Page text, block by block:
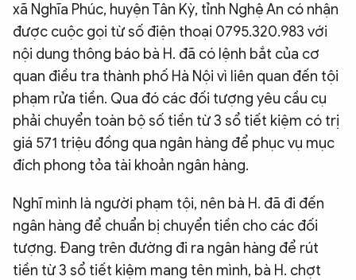
BẠN ĐỌC & CAND
ĐA PHƯƠNG TIỆN
eMagazine
Podcast
Video Ảnh
Infographic
Chuyên đề
xã Nghĩa Phúc, huyện Tân Kỳ, tỉnh Nghệ An có nhận
được cuộc gọi từ số điện thoại 0795.320.983 với
nội dung thông báo bà H. đã có lệnh bắt của cơ
quan điều tra thành phố Hà Nội vì liên quan đến tội
phạm rửa tiền. Qua đó các đối tượng yêu cầu cụ
phải chuyển toàn bộ số tiền từ 3 sổ tiết kiệm có trị
giá 571 triệu đồng qua ngân hàng để phục vụ mục
đích phong tỏa tài khoản ngân hàng.
Nghĩ mình là người phạm tội, nên bà H. đã đi đến
ngân hàng để chuẩn bị chuyển tiền cho các đối
tượng. Đang trên đường đi ra ngân hàng để rút
tiền từ 3 sổ tiết kiệm mang tên mình, bà H. chợt